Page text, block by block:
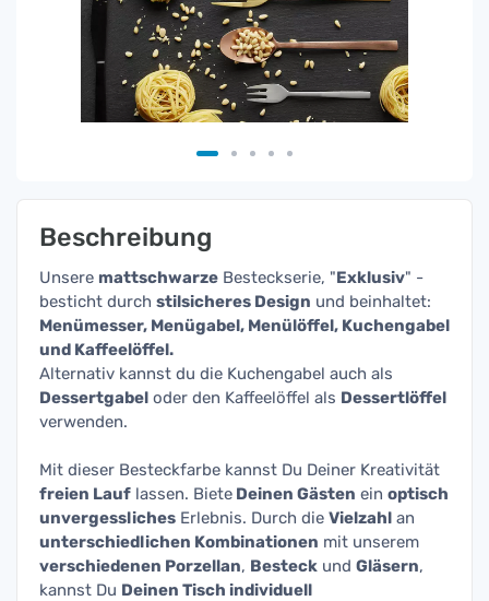
Beschreibung
Unsere mattschwarze Besteckserie, "Exklusiv" -
besticht durch stilsicheres Design und beinhaltet:
Menümesser, Menügabel, Menülöffel, Kuchengabel
und Kaffeelöffel.
Alternativ kannst du die Kuchengabel auch als
Dessertgabel oder den Kaffeelöffel als Dessertlöffel
verwenden.
Mit dieser Besteckfarbe kannst Du Deiner Kreativität
freien Lauf lassen. Biete Deinen Gästen ein optisch
unvergessliches Erlebnis. Durch die Vielzahl an
unterschiedlichen Kombinationen mit unserem
verschiedenen Porzellan, Besteck und Gläsern,
kannst Du Deinen Tisch individuell